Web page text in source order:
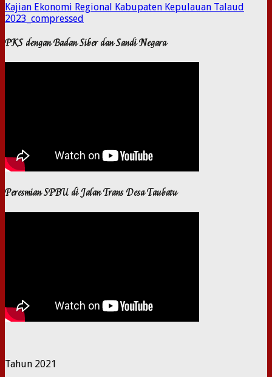
Kajian Ekonomi Regional Kabupaten Kepulauan Talaud
2023_compressed
PKS dengan Badan Siber dan Sandi Negara
Peresmian SPBU di Jalan Trans Desa Taubatu
Tahun 2021